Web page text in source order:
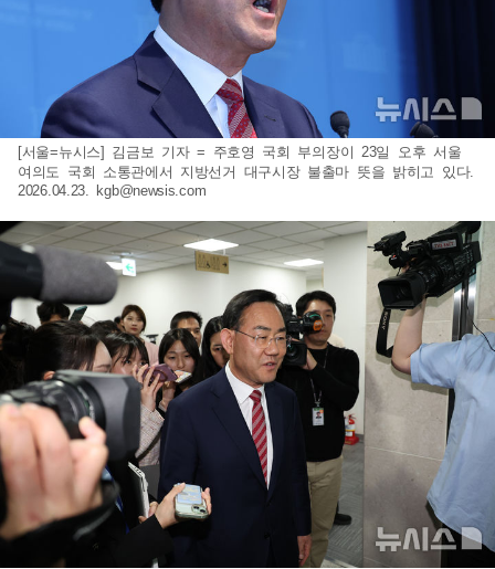
[서울=뉴시스] 김금보 기자 = 주호영 국회 부의장이 23일 오후 서울
여의도 국회 소통관에서 지방선거 대구시장 불출마 뜻을 밝히고 있다.
2026.04.23. kgb@newsis.com